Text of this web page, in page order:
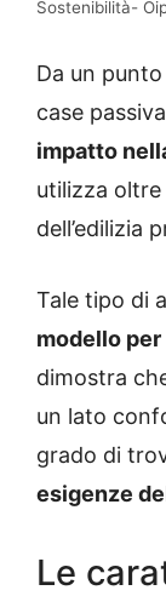
Sostenibilità-
Da un
case
impatto
utilizza
dell’edilizia
Tale tipo di
modello
dimostra
un lato
grado di
esigenze
Le